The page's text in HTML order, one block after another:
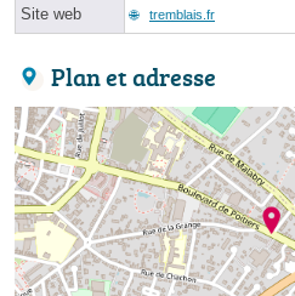
Site web tremblais.fr
Plan et adresse